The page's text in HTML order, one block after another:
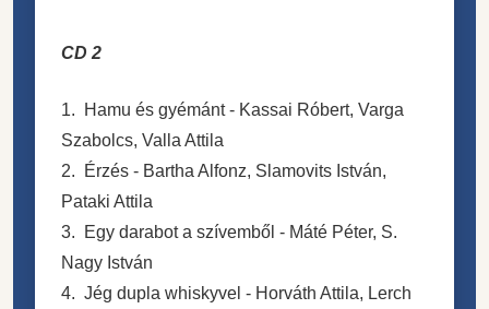
CD 2
1. Hamu és gyémánt - Kassai Róbert, Varga
Szabolcs, Valla Attila
2. Érzés - Bartha Alfonz, Slamovits István,
Pataki Attila
3. Egy darabot a szívemből - Máté Péter, S.
Nagy István
4. Jég dupla whiskyvel - Horváth Attila, Lerch